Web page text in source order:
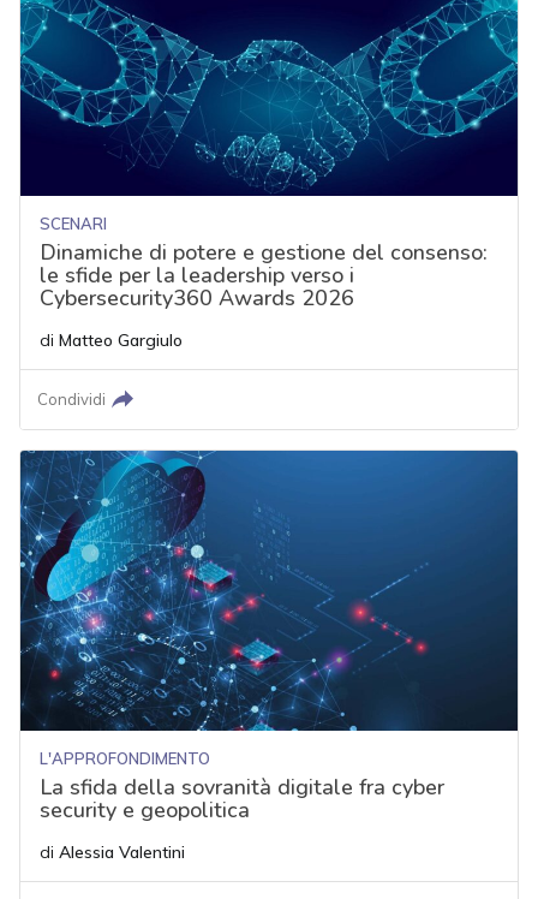
SCENARI
Dinamiche di potere e gestione del consenso:
le sfide per la leadership verso i
Cybersecurity360 Awards 2026
di Matteo Gargiulo
Condividi
L'APPROFONDIMENTO
La sfida della sovranità digitale fra cyber
security e geopolitica
di Alessia Valentini